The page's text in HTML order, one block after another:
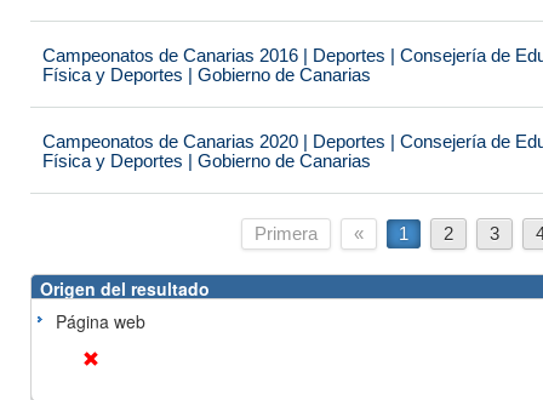
Campeonatos de Canarias 2016 | Deportes | Consejería de
Física y Deportes | Gobierno de Canarias
Campeonatos de Canarias 2020 | Deportes | Consejería de
Física y Deportes | Gobierno de Canarias
Primera « 1 2 3
Origen del resultado
Página web